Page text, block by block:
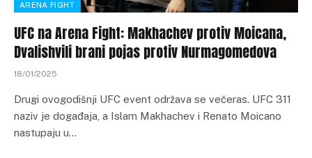
ARENA FIGHT
UFC na Arena Fight: Makhachev protiv Moicana,
Dvalishvili brani pojas protiv Nurmagomedova
18/01/2025
Drugi ovogodišnji UFC event održava se večeras. UFC 311
naziv je događaja, a Islam Makhachev i Renato Moicano
nastupaju u…